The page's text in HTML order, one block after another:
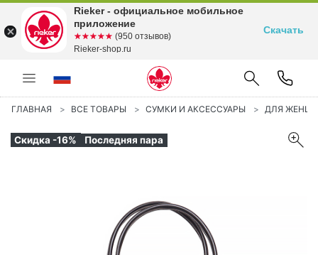
ГЛАВНАЯ ВСЕ ТОВАРЫ СУМКИ И АКСЕССУАРЫ ДЛЯ
Скидка -16% Последняя пара
Rieker - официальное мобильное
приложение
☆☆☆☆☆
★★★★★ (950 отзывов)
Rieker-shop.ru
Скачать